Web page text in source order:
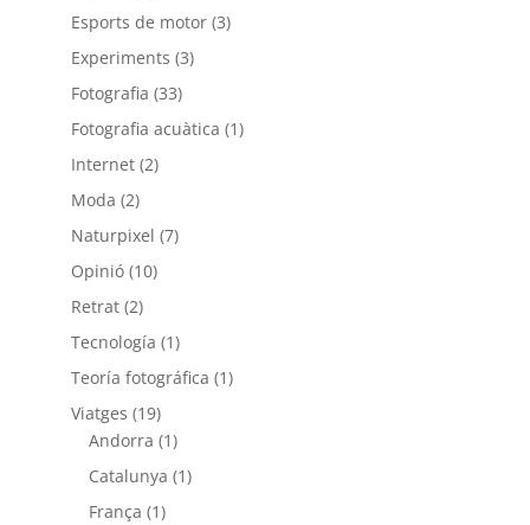
Esports de motor(3)
Experiments (3)
Fotografia (33)
Fotografia acuàtica (1)
Internet(2)
Moda (2)
Naturpixel (7)
Opinió(10)
Retrat(2)
Tecnología (1)
Teoría fotográfica (1)
Viatges (19)
Andorra (1)
Catalunya (1)
França (1)